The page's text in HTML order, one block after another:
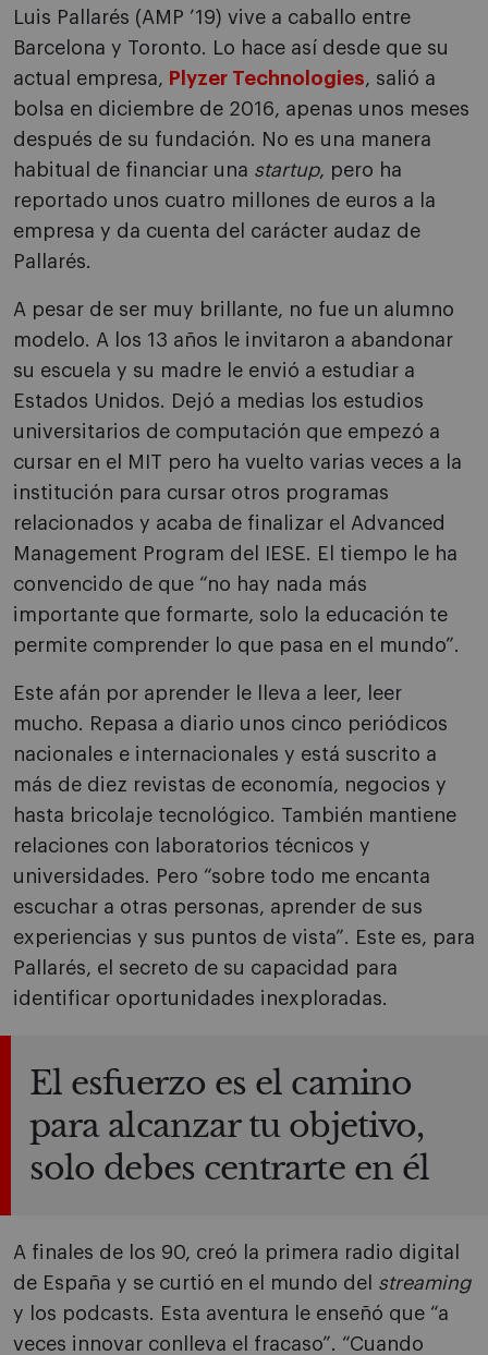
Luis Pallarés (AMP ’19) vive a caballo entre
Barcelona y Toronto. Lo hace así desde que su
actual empresa, Plyzer Technologies, salió a
bolsa en diciembre de 2016, apenas unos meses
después de su fundación. No es una manera
habitual de financiar una startup, pero ha
reportado unos cuatro millones de euros a la
empresa y da cuenta del carácter audaz de
Pallarés.
A pesar de ser muy brillante, no fue un alumno
modelo. A los 13 años le invitaron a abandonar
su escuela y su madre le envió a estudiar a
Estados Unidos. Dejó a medias los estudios
universitarios de computación que empezó a
cursar en el MIT pero ha vuelto varias veces a la
institución para cursar otros programas
relacionados y acaba de finalizar el Advanced
Management Program del IESE. El tiempo le ha
convencido de que “no hay nada más
importante que formarte, solo la educación te
permite comprender lo que pasa en el mundo”.
Este afán por aprender le lleva a leer, leer
mucho. Repasa a diario unos cinco periódicos
nacionales e internacionales y está suscrito a
más de diez revistas de economía, negocios y
hasta bricolaje tecnológico. También mantiene
relaciones con laboratorios técnicos y
universidades. Pero “sobre todo me encanta
escuchar a otras personas, aprender de sus
experiencias y sus puntos de vista”. Este es, para
Pallarés, el secreto de su capacidad para
identificar oportunidades inexploradas.
El esfuerzo es el camino
para alcanzar tu objetivo,
solo debes centrarte en él
A finales de los 90, creó la primera radio digital
de España y se curtió en el mundo del streaming
y los podcasts. Esta aventura le enseñó que “a
veces innovar conlleva el fracaso”. “Cuando